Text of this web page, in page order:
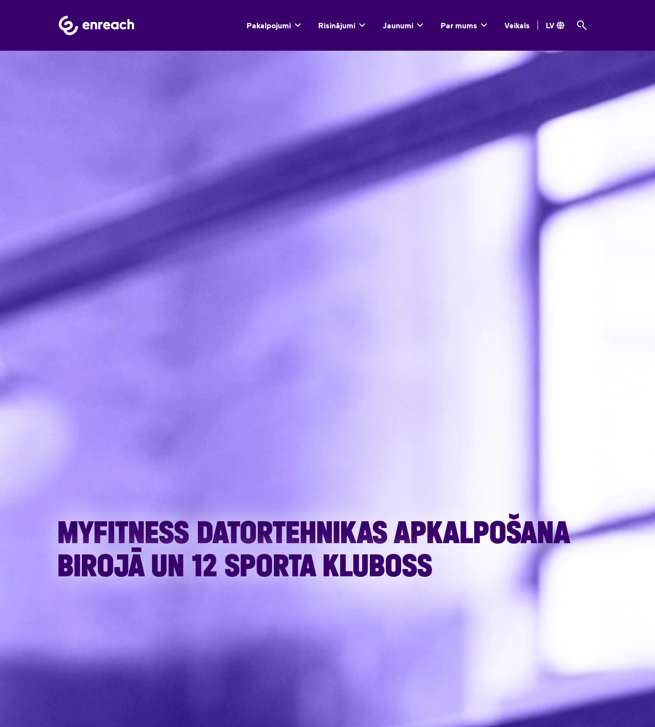
Pakalpojumi Risinājumi Jaunumi Par mums Veikals LV
MYFITNESS DATORTEHNIKAS APKALPOŠANA
BIROJĀ UN 12 SPORTA KLUBOSS